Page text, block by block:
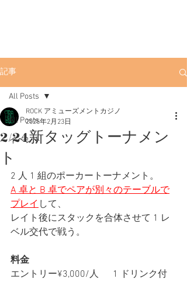
記事
All Posts
イベント
All Posts
2/24新タッグトーナメン
ト
ROCK アミューズメントカジノ
2025年2月23日
2 人 1 組のポーカートーナメント。
A 卓と B 卓でペアが別々のテーブルで
プレイして、
レイト後にスタックを合体させて 1 レ
ベル交代で戦う。
料金
エントリー¥3,000/人 　 1 ドリンク付